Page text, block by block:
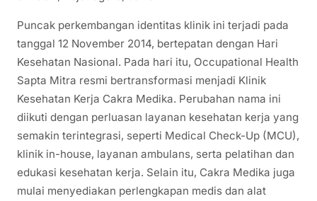
Puncak perkembangan identitas klinik ini terjadi pada
tanggal 12 November 2014, bertepatan dengan Hari
Kesehatan Nasional. Pada hari itu, Occupational Health
Sapta Mitra resmi bertransformasi menjadi Klinik
Kesehatan Kerja Cakra Medika. Perubahan nama ini
diikuti dengan perluasan layanan kesehatan kerja yang
semakin terintegrasi, seperti Medical Check-Up (MCU),
klinik in-house, layanan ambulans, serta pelatihan dan
edukasi kesehatan kerja. Selain itu, Cakra Medika juga
mulai menyediakan perlengkapan medis dan alat